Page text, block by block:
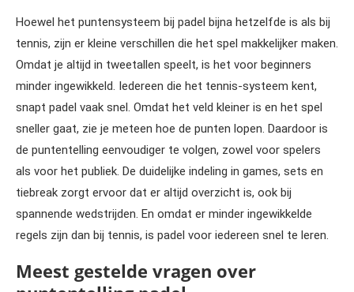
Hoewel het puntensysteem bij padel bijna hetzelfde is als bij
tennis, zijn er kleine verschillen die het spel makkelijker maken.
Omdat je altijd in tweetallen speelt, is het voor beginners
minder ingewikkeld. Iedereen die het tennis-systeem kent,
snapt padel vaak snel. Omdat het veld kleiner is en het spel
sneller gaat, zie je meteen hoe de punten lopen. Daardoor is
de puntentelling eenvoudiger te volgen, zowel voor spelers
als voor het publiek. De duidelijke indeling in games, sets en
tiebreak zorgt ervoor dat er altijd overzicht is, ook bij
spannende wedstrijden. En omdat er minder ingewikkelde
regels zijn dan bij tennis, is padel voor iedereen snel te leren.
Meest gestelde vragen over